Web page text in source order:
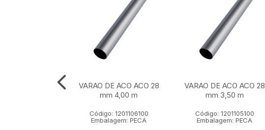
VARAO DE ACO ACO 28
mm 4,00 m
Código: 1201106100
Embalagem: PECA
VARAO DE ACO ACO 28
mm 3,50 m
Código: 1201105100
Embalagem: PECA